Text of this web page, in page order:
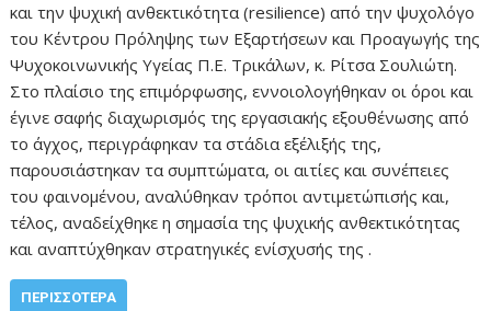
και την ψυχική ανθεκτικότητα (resilience) από την ψυχολόγο
του Κέντρου Πρόληψης των Εξαρτήσεων και Προαγωγής της
Ψυχοκοινωνικής Υγείας Π.Ε. Τρικάλων, κ. Ρίτσα Σουλιώτη.
Στο πλαίσιο της επιμόρφωσης, εννοιολογήθηκαν οι όροι και
έγινε σαφής διαχωρισμός της εργασιακής εξουθένωσης από
το άγχος, περιγράφηκαν τα στάδια εξέλιξής της,
παρουσιάστηκαν τα συμπτώματα, οι αιτίες και συνέπειες
του φαινομένου, αναλύθηκαν τρόποι αντιμετώπισής και,
τέλος, αναδείχθηκε η σημασία της ψυχικής ανθεκτικότητας
και αναπτύχθηκαν στρατηγικές ενίσχυσής της .
ΠΕΡΙΣΣΌΤΕΡΑ